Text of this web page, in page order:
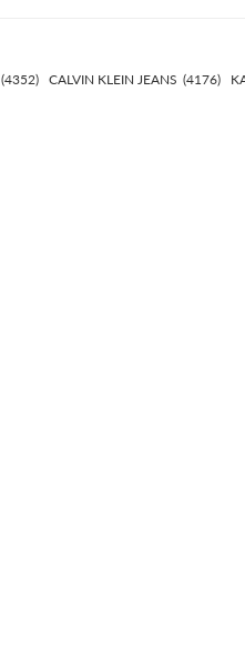
(4352) CALVIN KLEIN JEANS (4176)